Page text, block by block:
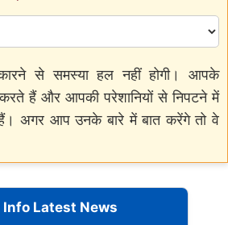
से समस्या हल नहीं होगी। आपके
हैं और आपकी परेशानियों से निपटने में
अगर आप उनके बारे में बात करेंगे तो वे
Info Latest News